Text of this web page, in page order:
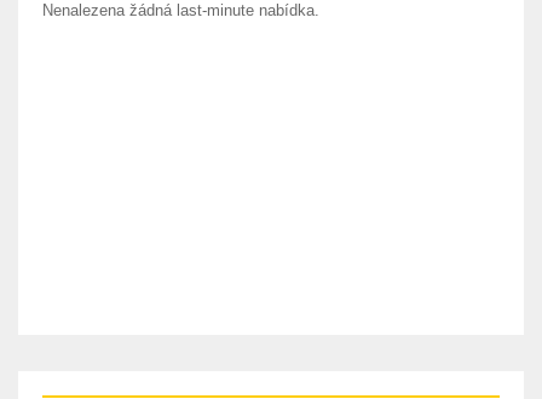
Nenalezena žádná last-minute nabídka.